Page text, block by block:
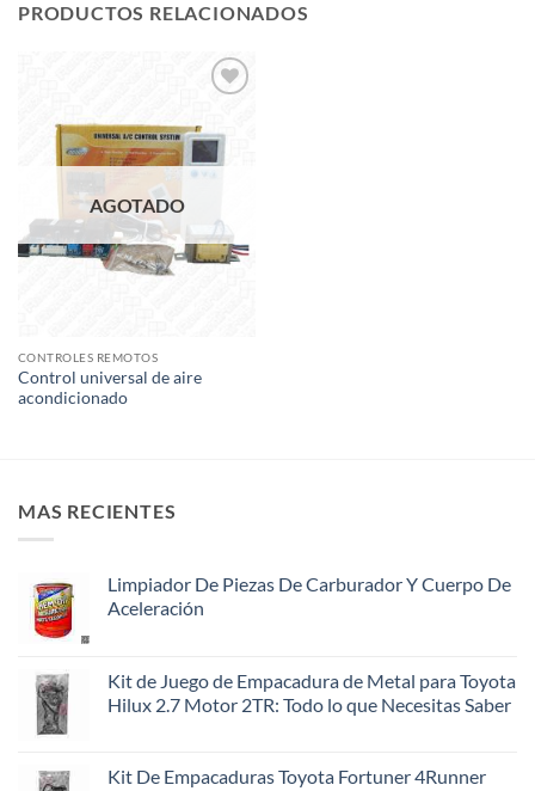
PRODUCTOS RELACIONADOS
wishlist
AGOTADO
CONTROLES REMOTOS
Control universal de aire
acondicionado
MAS RECIENTES
Limpiador De Piezas De Carburador Y Cuerpo De
Aceleración
Kit de Juego de Empacadura de Metal para Toyota
Hilux 2.7 Motor 2TR: Todo lo que Necesitas Saber
Kit De Empacaduras Toyota Fortuner 4Runner